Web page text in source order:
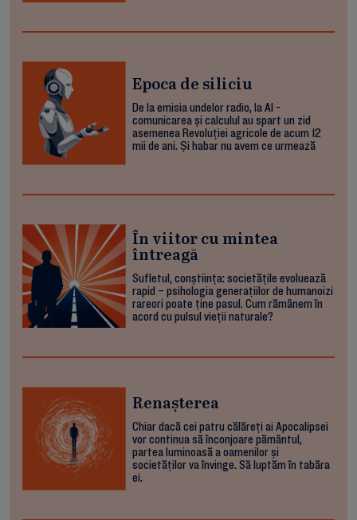
Epoca de siliciu
De la emisia undelor radio, la AI -
comunicarea și calculul au spart un zid
asemenea Revoluției agricole de acum 12
mii de ani. Și habar nu avem ce urmează
În viitor cu mintea
întreagă
Sufletul, conștiința: societățile evoluează
rapid – psihologia generațiilor de humanoizi
rareori poate ține pasul. Cum rămânem în
acord cu pulsul vieții naturale?
Renașterea
Chiar dacă cei patru călăreți ai Apocalipsei
vor continua să înconjoare pământul,
partea luminoasă a oamenilor și
societăților va învinge. Să luptăm în tabăra
ei.